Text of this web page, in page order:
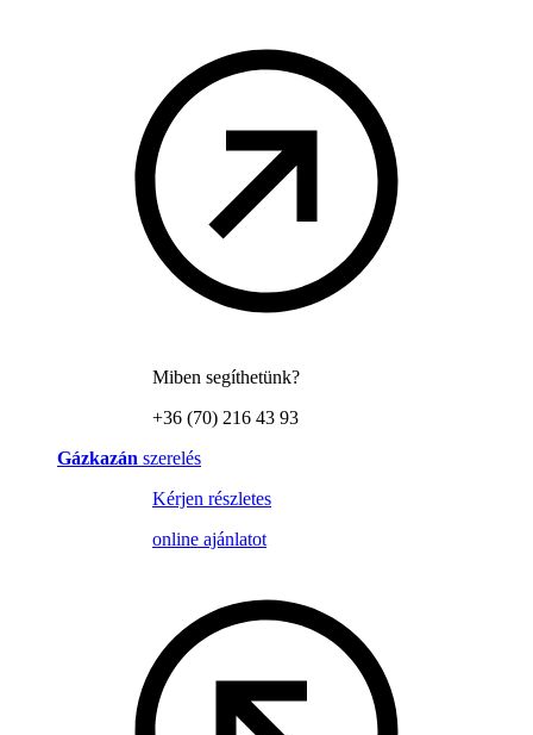
Miben segíthetünk?
+36 (70) 216 43 93
Gázkazán szerelés
Kérjen részletes
online ajánlatot